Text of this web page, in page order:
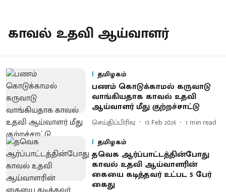
காவல் உதவி ஆய்வாளர்
தமிழகம்
பணம் கொடுக்காமல் கருவாடு
வாங்கியதாக காவல் உதவி
ஆய்வாளர் மீது குற்றச்சாட்டு
செய்திப்பிரிவு 13 Feb 2026 1 min read
தமிழகம்
​​தவெக ஆர்ப்பாட்டத்தின்போது
காவல் உதவி ஆய்வாளரின்
கையை கடித்தவர் உட்பட 5 பேர்
கைது